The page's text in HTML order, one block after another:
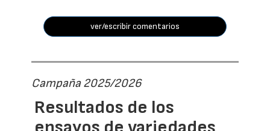
ver/escribir comentarios
Campaña 2025/2026
Resultados de los